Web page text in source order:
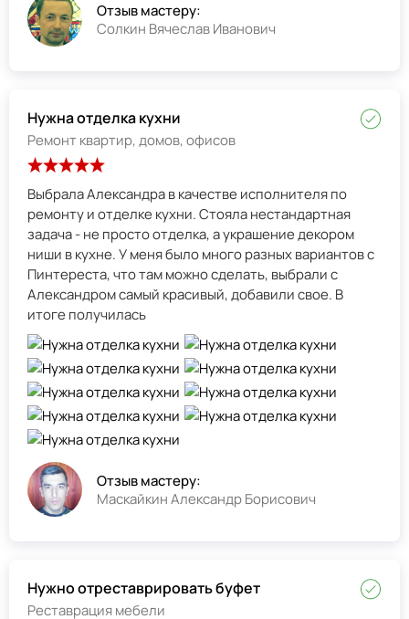
Отзыв мастеру:
Солкин Вячеслав Иванович
Нужна отделка кухни
Ремонт квартир, домов, офисов
Выбрала Александра в качестве исполнителя по
ремонту и отделке кухни. Стояла нестандартная
задача - не просто отделка, а украшение декором
ниши в кухне. У меня было много разных вариантов с
Пинтереста, что там можно сделать, выбрали с
Александром самый красивый, добавили свое. В
итоге получилась
Отзыв мастеру:
Маскайкин Александр Борисович
Нужно отреставрировать буфет
Реставрация мебели